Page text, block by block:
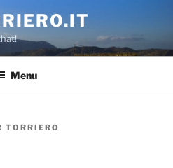
Menu
TORRIERO